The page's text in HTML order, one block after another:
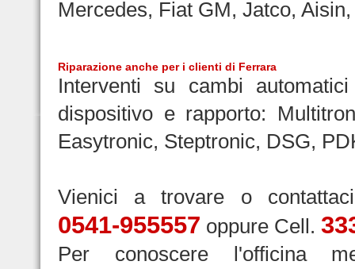
Mercedes, Fiat GM, Jatco,
Riparazione anche per i clienti di Ferrara
Interventi su cambi
dispositivo e rapporto:
Easytronic, Steptronic, DSG,
Vienici a trovare o
0541-955557 oppure Cell.
Per conoscere l'officina